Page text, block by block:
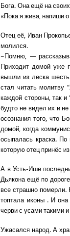
Бога. Она ещё на
«Пока я жива, напиши
Отец её, Иван
молился.
−Помню, —
Приходит домой уже
вышли из леска
стал читать
каждой стороны, так
будто не видел их и
осознания того, что
домой, когда
осыпалась краска. По
которую отец принёс
А в Усть-Ише
Дьякона ещё по
все страшно
топтала иконы . И
черви с усами такими
Ужасался народ. А